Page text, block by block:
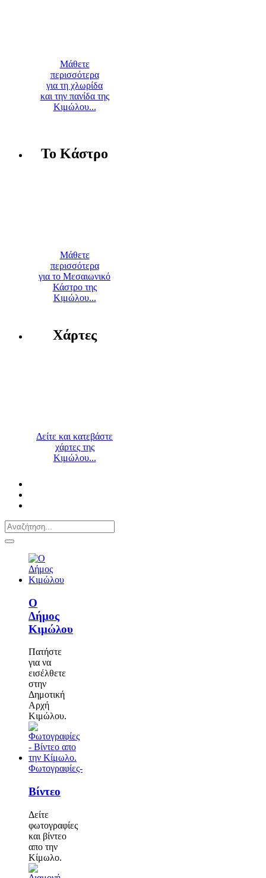
Μάθετε
περισσότερα
για τη χλωρίδα
και την πανίδα της
Κιμώλου...
Το Κάστρο
Μάθετε
περισσότερα
για το Μεσαιωνικό
Κάστρο της
Κιμώλου...
Χάρτες
Δείτε και κατεβάστε
χάρτες της
Κιμώλου...
Ο
Δήμος
Κιμώλου
Πατήστε
για να
εισέλθετε
στην
Δημοτική
Αρχή
Κιμώλου.
Φωτογραφίες-
Βίντεο
Δείτε
φωτογραφίες
και βίντεο
απο την
Κίμωλο.